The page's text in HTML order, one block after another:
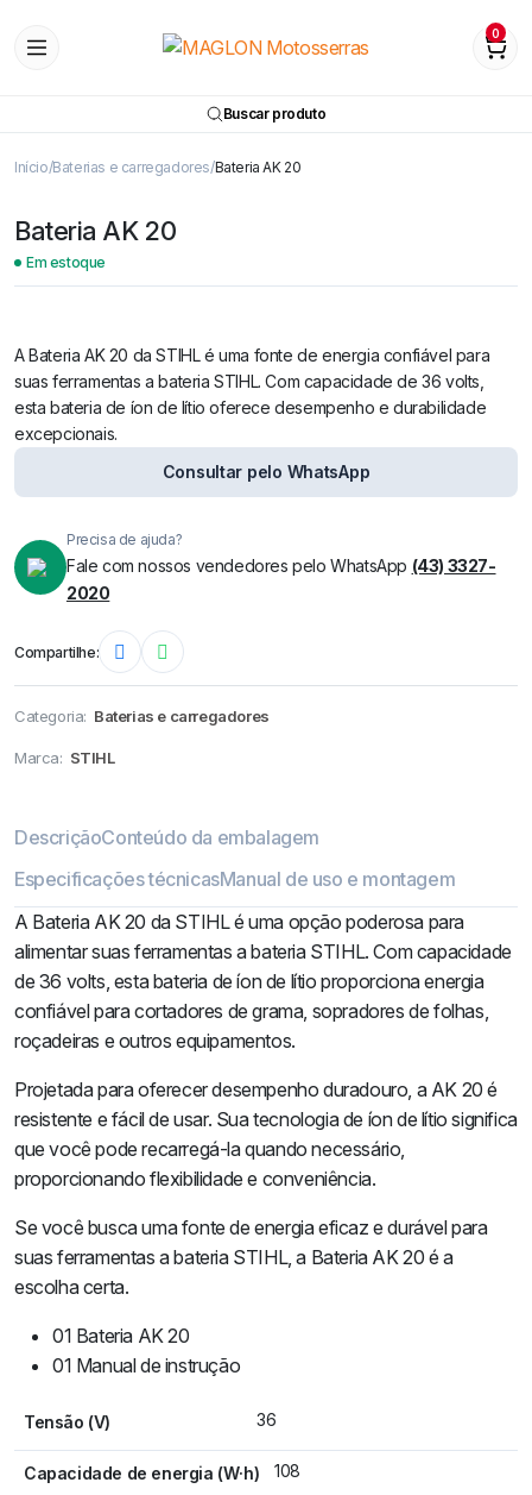
0
Buscar produto
Início Baterias e carregadores Bateria AK 20
Bateria AK 20
Em estoque
A Bateria AK 20 da STIHL é uma fonte de energia confiável para
suas ferramentas a bateria STIHL. Com capacidade de 36 volts,
esta bateria de íon de lítio oferece desempenho e durabilidade
excepcionais.
Consultar pelo WhatsApp
Precisa de ajuda?
Fale com nossos vendedores pelo WhatsApp (43) 3327-
2020
Compartilhe:
Categoria: Baterias e carregadores
Marca: STIHL
DescriçãoConteúdo da embalagem
Especificações técnicasManual de uso e montagem
A Bateria AK 20 da STIHL é uma opção poderosa para
alimentar suas ferramentas a bateria STIHL. Com capacidade
de 36 volts, esta bateria de íon de lítio proporciona energia
confiável para cortadores de grama, sopradores de folhas,
roçadeiras e outros equipamentos.
Projetada para oferecer desempenho duradouro, a AK 20 é
resistente e fácil de usar. Sua tecnologia de íon de lítio significa
que você pode recarregá-la quando necessário,
proporcionando flexibilidade e conveniência.
Se você busca uma fonte de energia eficaz e durável para
suas ferramentas a bateria STIHL, a Bateria AK 20 é a
escolha certa.
01 Bateria AK 20
01 Manual de instrução
Tensão (V) 36
Capacidade de energia (W·h) 108